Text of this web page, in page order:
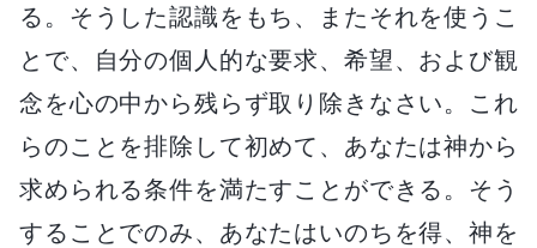
る。そうした認識をもち、またそれを使うこ
とで、自分の個人的な要求、希望、および観
念を心の中から残らず取り除きなさい。これ
らのことを排除して初めて、あなたは神から
求められる条件を満たすことができる。そう
することでのみ、あなたはいのちを得、神を